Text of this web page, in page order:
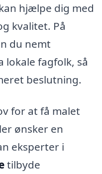
hjælpe dig med
kvalitet. På
du nemt
fagfolk, så
beslutning.
for at få malet
ønsker en
eksperter i
tilbyde